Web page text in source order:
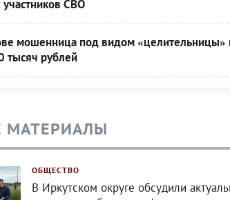
СВО
мошенница под видом «целительницы»
тысяч рублей
МАТЕРИАЛЫ
ОБЩЕСТВО
В Иркутском округе обсудили